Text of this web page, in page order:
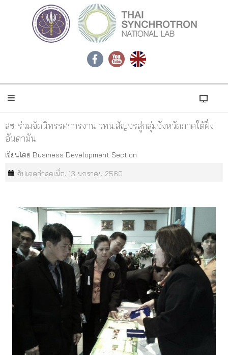
สซ. ร่วมจัดนิทรรศการงาน วทน.สัญจรสู่กลุ่มจังหวัดภาคใต้ฝั่ง
อันดามัน
เขียนโดย Business Development Section
อัปเดตล่าสุดเมื่อ: 13 มกราคม 2560